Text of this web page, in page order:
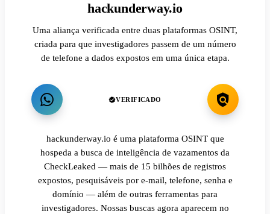
hackunderway.io
Uma aliança verificada entre duas plataformas OSINT,
criada para que investigadores passem de um número
de telefone a dados expostos em uma única etapa.
VERIFICADO
hackunderway.io é uma plataforma OSINT que
hospeda a busca de inteligência de vazamentos da
CheckLeaked — mais de 15 bilhões de registros
expostos, pesquisáveis por e-mail, telefone, senha e
domínio — além de outras ferramentas para
investigadores. Nossas buscas agora aparecem no